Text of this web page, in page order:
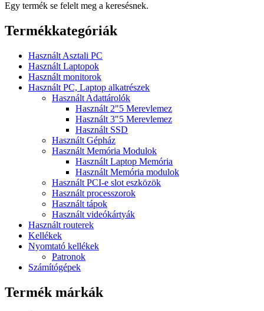
Egy termék se felelt meg a keresésnek.
Termékkategóriák
Használt Asztali PC
Használt Laptopok
Használt monitorok
Használt PC, Laptop alkatrészek
Használt Adattárolók
Használt 2"5 Merevlemez
Használt 3"5 Merevlemez
Használt SSD
Használt Gépház
Használt Memória Modulok
Használt Laptop Memória
Használt Memória modulok
Használt PCI-e slot eszközök
Használt processzorok
Használt tápok
Használt videókártyák
Használt routerek
Kellékek
Nyomtató kellékek
Patronok
Számítógépek
Termék márkák